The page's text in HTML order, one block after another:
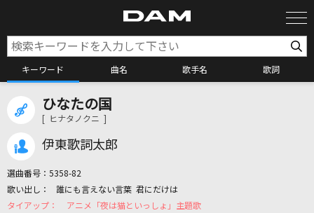
キーワード 曲名 歌手名 歌詞
カラオケリクエスト
ひなたの国
[ ヒナタノクニ ]
伊東歌詞太郎
選曲番号： 5358-82
誰にも言えない言葉 君にだけは
アニメ「夜は猫といっしょ」主題歌